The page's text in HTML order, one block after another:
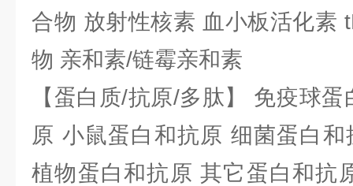
合物 放射性核素 血小板活化素
物 亲和素/链霉亲和素
【蛋白质/抗原/多肽】 免疫球
原 小鼠蛋白和抗原 细菌蛋白
植物蛋白和抗原 其它蛋白和抗